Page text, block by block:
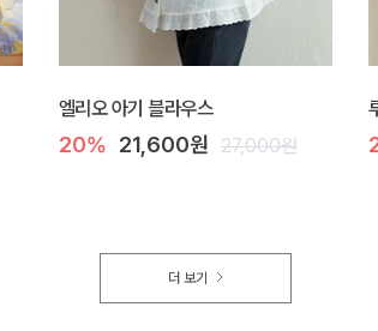
엘리오 아기 블라우스
20% 21,600원 27,000원
더 보기